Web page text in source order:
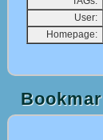
User:
Homepage: